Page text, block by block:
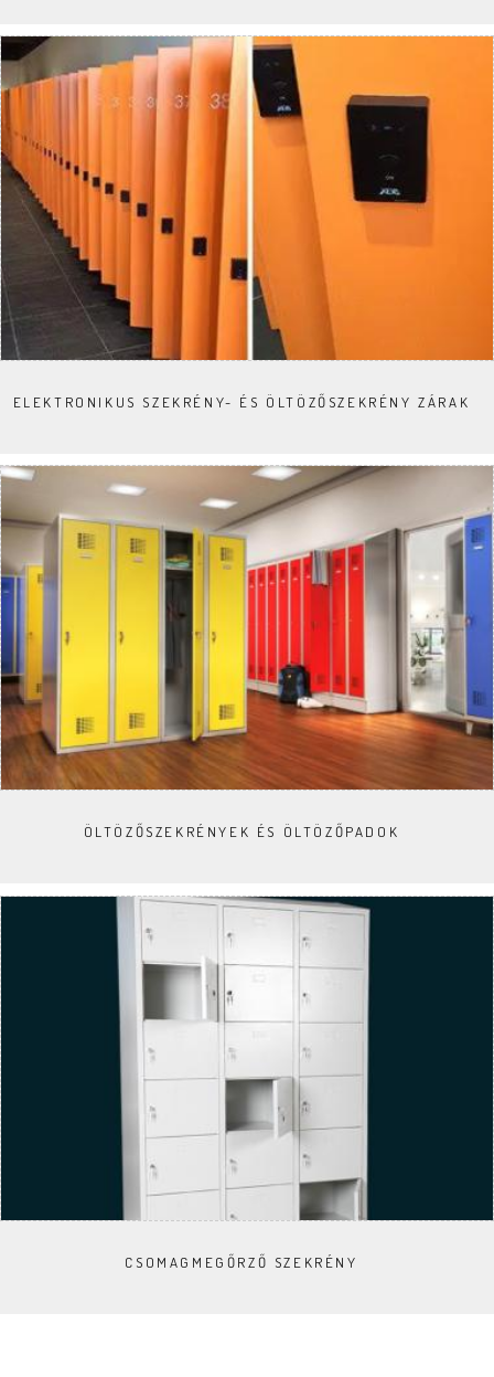
ELEKTRONIKUS SZEKRÉNY- ÉS ÖLTÖZŐSZEKRÉNY ZÁRAK
ÖLTÖZŐSZEKRÉNYEK ÉS ÖLTÖZŐPADOK
CSOMAGMEGŐRZŐ SZEKRÉNY